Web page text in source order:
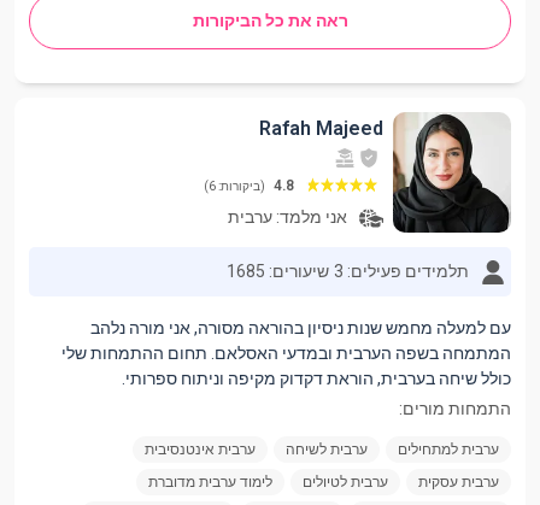
ראה את כל הביקורות
Rafah Majeed
4.8 (ביקורות: 6)
אני מלמד: ערבית
תלמידים פעילים: 3 שיעורים: 1685
עם למעלה מחמש שנות ניסיון בהוראה מסורה, אני מורה נלהב
המתמחה בשפה הערבית ובמדעי האסלאם. תחום ההתמחות שלי
כולל שיחה בערבית, הוראת דקדוק מקיפה וניתוח ספרותי.
התמחות מורים:
ערבית למתחילים ערבית לשיחה
ערבית אינטנסיבית
ערבית עסקית
ערבית לטיולים
לימוד ערבית מדוברת